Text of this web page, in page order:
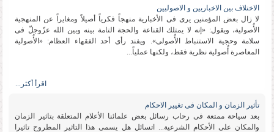
الاختلاف بین الاخباریین و الاصولیین
لا زال بعض المؤمنین یرى فی الأخباریة منهجاً فكریاً أصیلاً ومغایراً عن المنهجیة
الأُصولیة، ویقول: «إنه لا یمتلك القناعة والحجة التامة بینه وبین الله عزّوجلّ فی
سلامة وحجیة الاستنباط الأُصولی». ویفند رأی أحد الفقهاء العظام: «الأُصولیة
المعاصرة أُصولیة نظریة فقط، ولكنها عملیاً...
اقرأ أكثر...
تأثیر الزمان و المكان فی تغییر الاحكام
بعد سیاحة ممتعة فی رحاب رسائل بعض علمائنا الأعلام المتعلقة بتاثیر الزمان
والمكان على الأحكام الشرعیة... اتسائل هل یسمى هذا التاثیر المطروح تاثیرا